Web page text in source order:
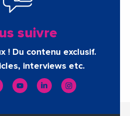
suivre
! Du contenu exclusif.
interviews etc.